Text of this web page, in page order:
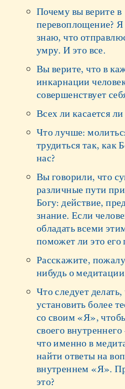
Почему вы верите в
перевоплощение?
знаю, что
умру. И это все.
Вы верите, что в
инкарнации
совершенствует
Всех ли касается
Что лучше:
трудиться так, как
нас?
Вы говорили, что
различные пути
Богу: действие,
знание. Если
обладать всеми
поможет ли это его
Расскажите,
нибудь о
Что следует
установить более
со своим «Я»,
своего
что именно в
найти ответы на
внутреннем «Я».
это?